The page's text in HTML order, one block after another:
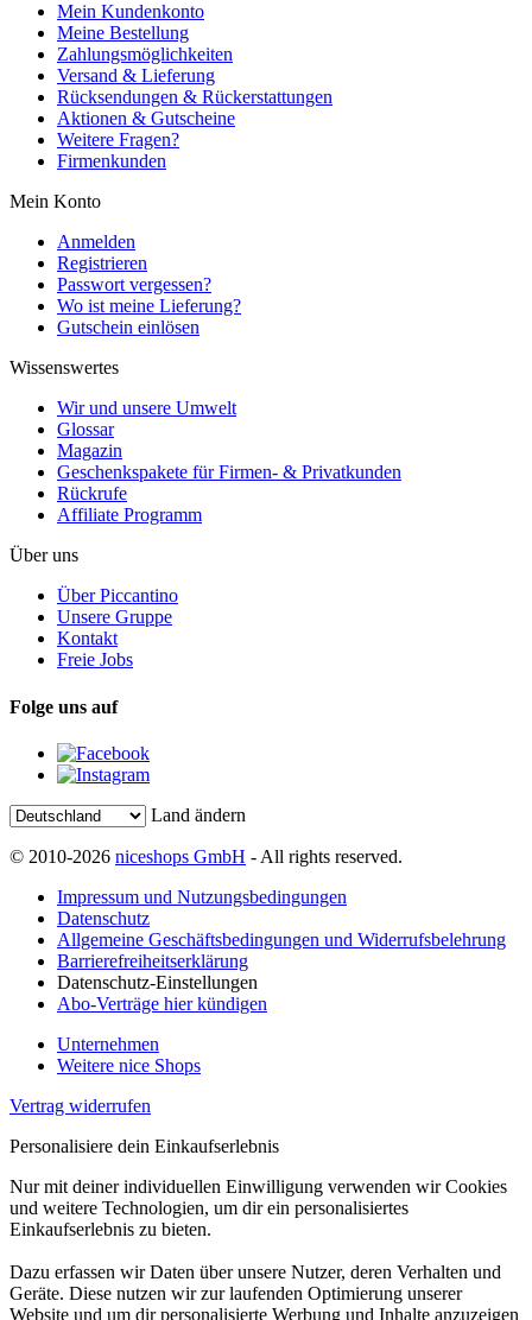
Mein Kundenkonto
Meine Bestellung
Zahlungsmöglichkeiten
Versand & Lieferung
Rücksendungen & Rückerstattungen
Aktionen & Gutscheine
Weitere Fragen?
Firmenkunden
Mein Konto
Anmelden
Registrieren
Passwort vergessen?
Wo ist meine Lieferung?
Gutschein einlösen
Wissenswertes
Wir und unsere Umwelt
Glossar
Magazin
Geschenkspakete für Firmen- & Privatkunden
Rückrufe
Affiliate Programm
Über uns
Über Piccantino
Unsere Gruppe
Kontakt
Freie Jobs
Folge uns auf
Land ändern
© 2010-2026 niceshops GmbH - All rights reserved.
Impressum und Nutzungsbedingungen
Datenschutz
Allgemeine Geschäftsbedingungen und Widerrufsbelehrung
Barrierefreiheitserklärung
Datenschutz-Einstellungen
Abo-Verträge hier kündigen
Unternehmen
Weitere nice Shops
Vertrag widerrufen
Personalisiere dein Einkaufserlebnis
Nur mit deiner individuellen Einwilligung verwenden wir Cookies
und weitere Technologien, um dir ein personalisiertes
Einkaufserlebnis zu bieten.
Dazu erfassen wir Daten über unsere Nutzer, deren Verhalten und
Geräte. Diese nutzen wir zur laufenden Optimierung unserer
Website und um dir personalisierte Werbung und Inhalte anzuzeigen